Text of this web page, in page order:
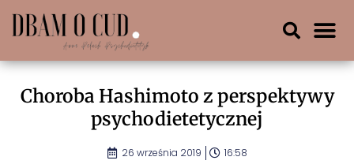
Choroba Hashimoto z perspektywy
psychodietetycznej
26 września 2019 16:58